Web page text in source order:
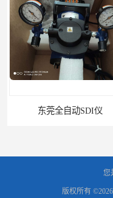
东莞全自动SDI仪
您
版权所有